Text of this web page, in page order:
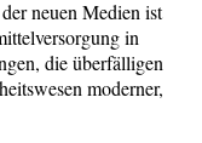
neuen Medien ist
in
die überfälligen
moderner,